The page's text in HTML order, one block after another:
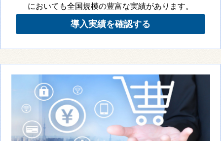
においても全国規模の豊富な実績があります。
導入実績を確認する